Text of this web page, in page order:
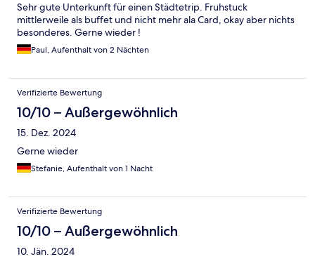
Sehr gute Unterkunft für einen Städtetrip. Fruhstuck
mittlerweile als buffet und nicht mehr ala Card, okay aber nichts
besonderes. Gerne wieder !
Paul, Aufenthalt von 2 Nächten
Verifizierte Bewertung
10/10 – Außergewöhnlich
15. Dez. 2024
Gerne wieder
Stefanie, Aufenthalt von 1 Nacht
Verifizierte Bewertung
10/10 – Außergewöhnlich
10. Jän. 2024